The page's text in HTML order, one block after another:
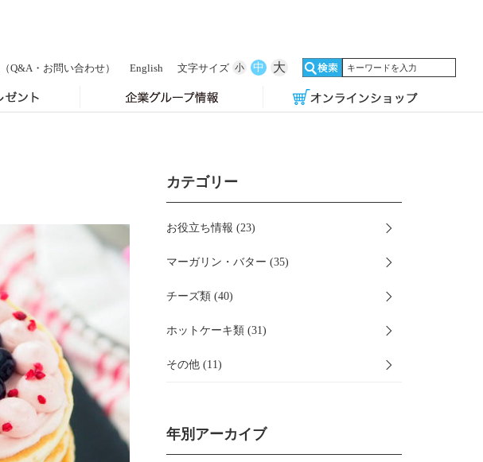
（Q&A・お問い合わせ） English 文字サイズ 小 中 大
カテゴリー
お役立ち情報 (23)
マーガリン・バター (35)
チーズ類 (40)
ホットケーキ類 (31)
その他 (11)
年別アーカイブ